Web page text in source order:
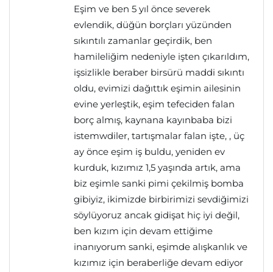
Eşim ve ben 5 yıl önce severek
evlendik, düğün borçları yüzünden
sıkıntılı zamanlar geçirdik, ben
hamileliğim nedeniyle işten çıkarıldım,
işsizlikle beraber birsürü maddi sıkıntı
oldu, evimizi dağıttık eşimin ailesinin
evine yerleştik, eşim tefeciden falan
borç almış, kaynana kayınbaba bizi
istemwdiler, tartışmalar falan işte, , üç
ay önce eşim iş buldu, yeniden ev
kurduk, kızımız 1,5 yaşında artık, ama
biz eşimle sanki pimi çekilmiş bomba
gibiyiz, ikimizde birbirimizi sevdiğimizi
söylüyoruz ancak gidişat hiç iyi değil,
ben kızım için devam ettiğime
inanıyorum sanki, eşimde alışkanlık ve
kızımız için beraberliğe devam ediyor